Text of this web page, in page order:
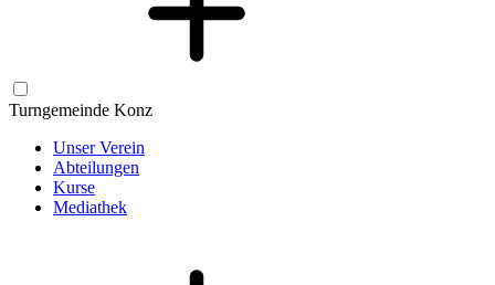
Turngemeinde Konz
Unser Verein
Abteilungen
Kurse
Mediathek